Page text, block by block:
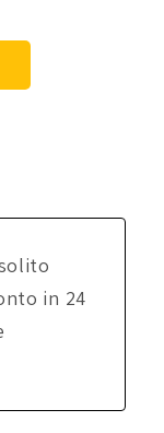
in 24